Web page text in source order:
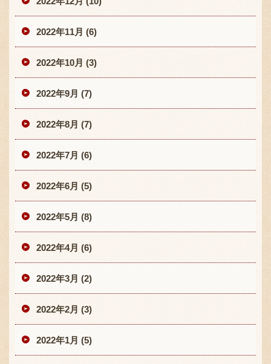
2022年11月 (6)
2022年10月 (3)
2022年9月 (7)
2022年8月 (7)
2022年7月 (6)
2022年6月 (5)
2022年5月 (8)
2022年4月 (6)
2022年3月 (2)
2022年2月 (3)
2022年1月 (5)